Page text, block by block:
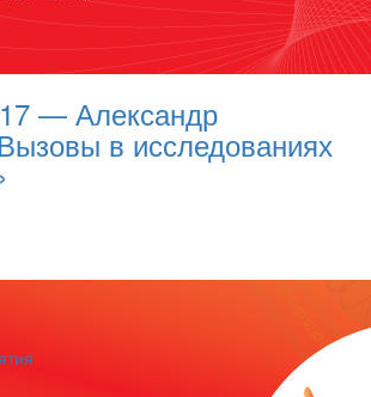
— Александр
в исследованиях